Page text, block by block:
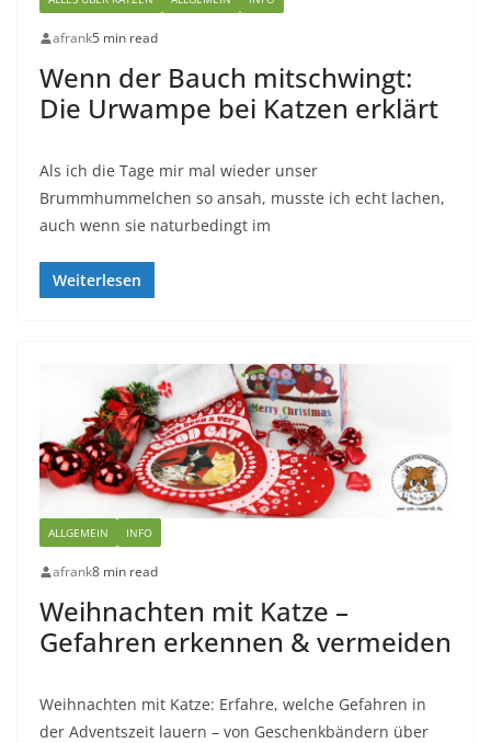
afrank5 min read
Wenn der Bauch mitschwingt:
Die Urwampe bei Katzen erklärt
Als ich die Tage mir mal wieder unser
Brummhummelchen so ansah, musste ich echt lachen,
auch wenn sie naturbedingt im
Weiterlesen
ALLGEMEIN INFO
afrank8 min read
Weihnachten mit Katze –
Gefahren erkennen & vermeiden
Weihnachten mit Katze: Erfahre, welche Gefahren in
der Adventszeit lauern – von Geschenkbändern über